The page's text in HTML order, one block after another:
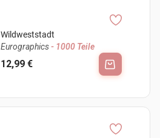
Wildweststadt
Eurographics- 1000 Teile
12,99 €